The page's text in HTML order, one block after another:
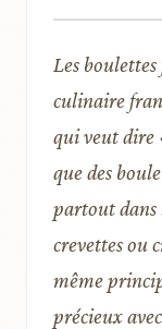
Les
culinaire
qui veut dire
que des
partout dans
crevettes ou
même
précieux